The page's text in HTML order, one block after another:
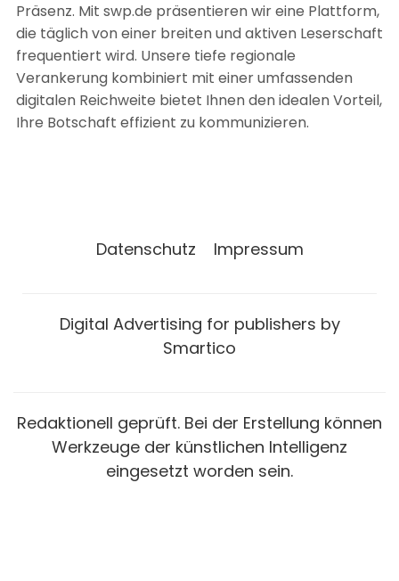
Präsenz. Mit swp.de präsentieren wir eine Plattform,
die täglich von einer breiten und aktiven Leserschaft
frequentiert wird. Unsere tiefe regionale
Verankerung kombiniert mit einer umfassenden
digitalen Reichweite bietet Ihnen den idealen Vorteil,
Ihre Botschaft effizient zu kommunizieren.
Datenschutz Impressum
Digital Advertising for publishers by
Smartico
Redaktionell geprüft. Bei der Erstellung können
Werkzeuge der künstlichen Intelligenz
eingesetzt worden sein.